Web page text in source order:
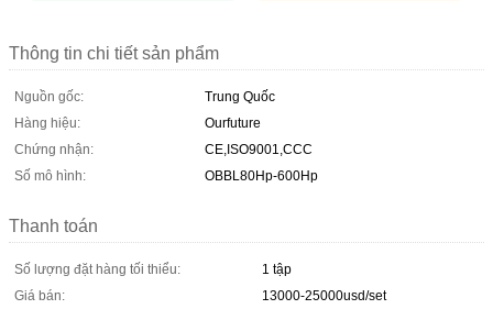
Thông tin chi tiết sản phẩm
Nguồn gốc:
Trung Quốc
Hàng hiệu:
Ourfuture
Chứng nhận:
CE,ISO9001,CCC
Số mô hình:
OBBL80Hp-600Hp
Thanh toán
Số lượng đặt hàng tối thiểu:
1 tập
Giá bán:
13000-25000usd/set